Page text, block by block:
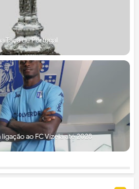
Taça de Portugal
ao FC Vizela até 2028